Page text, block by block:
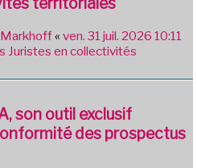
Markhoff« ven. 31 juil. 2026 10:11
Juristes en collectivités
son outil exclusif
des prospectus